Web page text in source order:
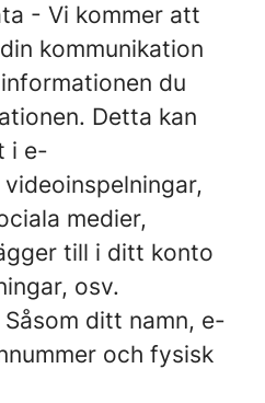
- Vi kommer att
kommunikation
du
Detta kan
i e-
medier,
till i ditt konto
osv.
ditt namn, e-
och fysisk